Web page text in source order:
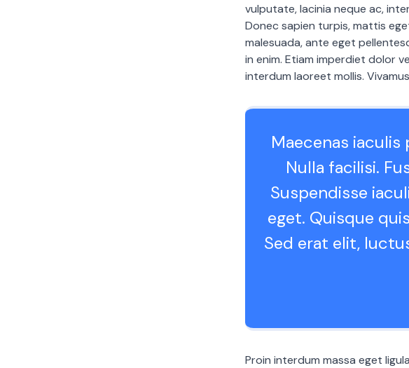
vulputate, lacinia neque ac,
Donec sapien turpis, mattis
malesuada, ante eget
in enim. Etiam imperdiet dolor
interdum laoreet mollis.
Maecenas
Nulla facilisi.
Suspendisse
eget. Quisque
Sed erat elit,
Proin interdum massa eget